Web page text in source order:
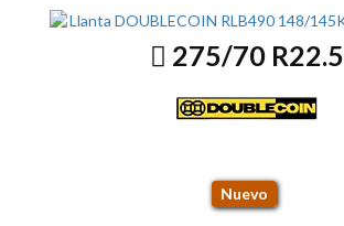
275/70 R22.5
Nuevo